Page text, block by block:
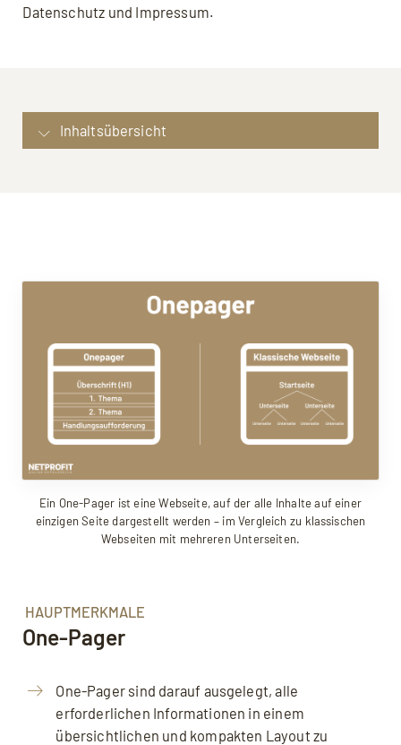
Datenschutz und Impressum.
Inhaltsübersicht
Vorteile: SEO bei One-Pagern
Nachteile: SEO bei One-Pagern
Quellen, weiterführende Links
Ein One-Pager ist eine Webseite, auf der alle Inhalte auf einer
einzigen Seite dargestellt werden – im Vergleich zu klassischen
Webseiten mit mehreren Unterseiten.
HAUPTMERKMALE
One-Pager
One-Pager sind darauf ausgelegt, alle
erforderlichen Informationen in einem
übersichtlichen und kompakten Layout zu